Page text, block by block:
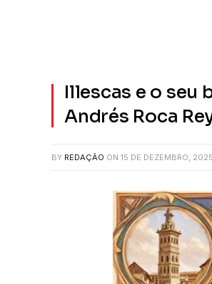
Illescas e o seu
Andrés Roca
BY REDAÇÃO ON 15 DE DEZEMBRO, 2025